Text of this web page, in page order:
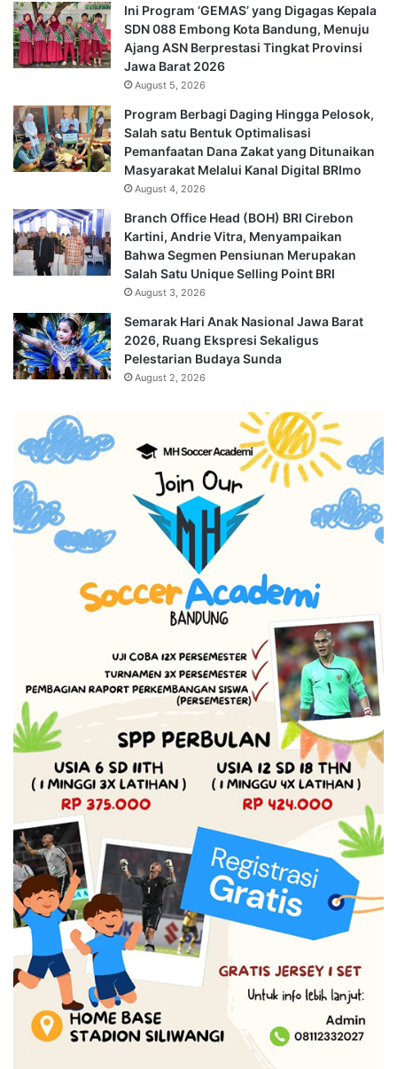
Ini Program ‘GEMAS’ yang Digagas Kepala
SDN 088 Embong Kota Bandung, Menuju
Ajang ASN Berprestasi Tingkat Provinsi
Jawa Barat 2026
August 5, 2026
Program Berbagi Daging Hingga Pelosok,
Salah satu Bentuk Optimalisasi
Pemanfaatan Dana Zakat yang Ditunaikan
Masyarakat Melalui Kanal Digital BRImo
August 4, 2026
Branch Office Head (BOH) BRI Cirebon
Kartini, Andrie Vitra, Menyampaikan
Bahwa Segmen Pensiunan Merupakan
Salah Satu Unique Selling Point BRI
August 3, 2026
Semarak Hari Anak Nasional Jawa Barat
2026, Ruang Ekspresi Sekaligus
Pelestarian Budaya Sunda
August 2, 2026